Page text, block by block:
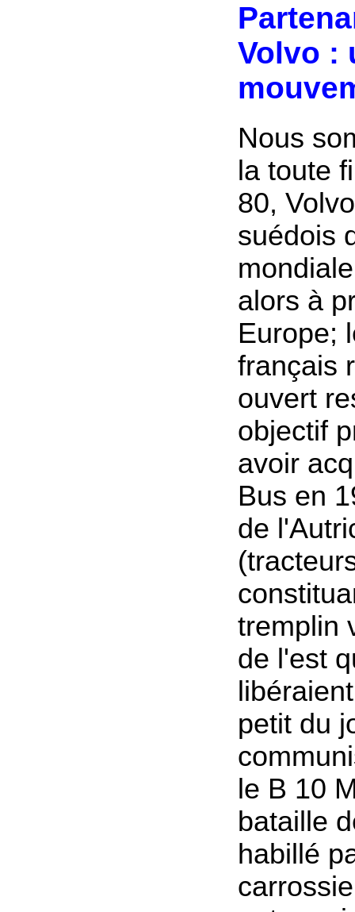
Volvo :
Nous
la toute
80,
suédois
alors à
Europe;
français
ouvert
objectif
avoir
Bus en
de
tremplin
de l'est
petit du
le B 10
bataille
habillé